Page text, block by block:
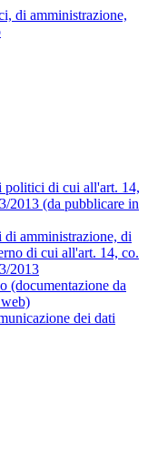
di amministrazione,
politici di cui all'art. 14,
2013 (da pubblicare in
amministrazione, di
di cui all'art. 14, co.
2013
(documentazione da
dei dati